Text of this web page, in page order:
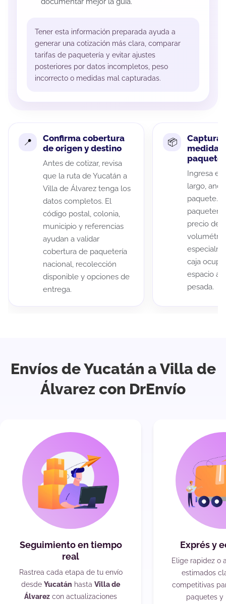
Tener esta información preparada ayuda a
generar una cotización más clara, comparar
tarifas de paquetería y evitar ajustes
posteriores por datos incompletos, peso
incorrecto o medidas mal capturadas.
Confirma cobertura
de origen y destino
Antes de cotizar, revisa
que la ruta de Yucatán a
Villa de Álvarez tenga los
datos completos. El
código postal, colonia,
municipio y referencias
ayudan a validar
cobertura de paquetería
nacional, recolección
disponible y opciones de
entrega.
Captura
medidas
paquete
Ingresa el
largo,
paquete.
precio de
caja
espacio
pesada.
Envíos de Yucatán a Villa de
Álvarez con DrEnvío
Seguimiento en tiempo
real
Rastrea cada etapa de tu envío
desde Yucatán hasta Villa de
Álvarez con actualizaciones
Exprés y
Elige rapidez o
estimados
competitivas
paquetes y